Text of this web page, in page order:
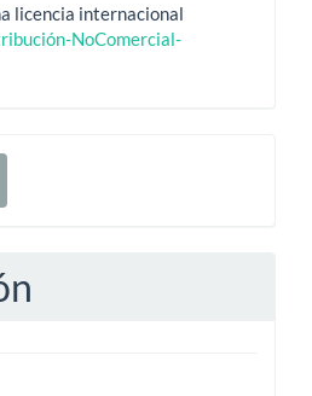
licencia internacional
NoComercial-